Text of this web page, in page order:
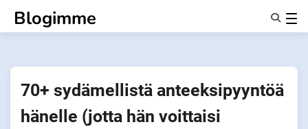
sisältöön
Blogimme
Tietoa Meistä
70+ sydämellistä anteeksipyyntöä
hänelle (jotta hän voittaisi